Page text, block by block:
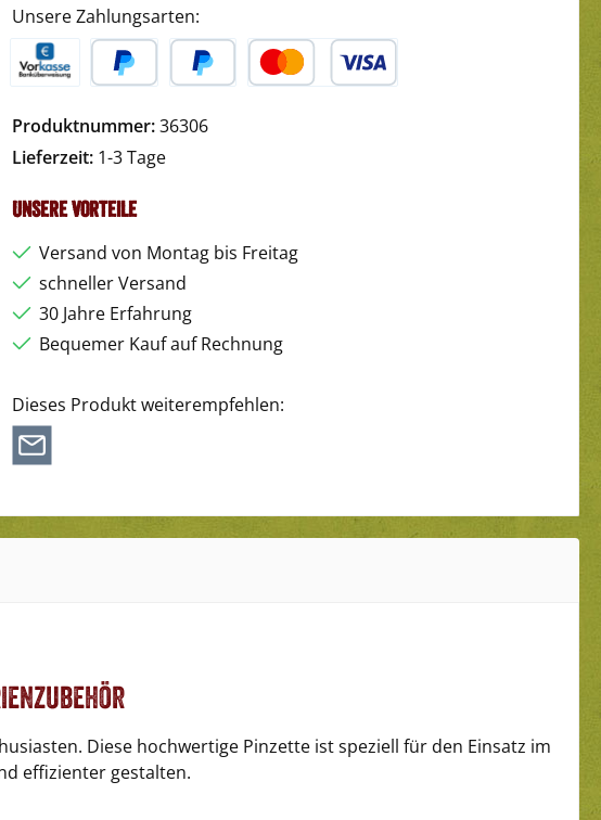
Unsere Zahlungsarten:
Produktnummer:36306
Lieferzeit: 1-3 Tage
Unsere Vorteile
Versand von Montag bis Freitag
schneller Versand
30 Jahre Erfahrung
Bequemer Kauf auf Rechnung
Dieses Produkt weiterempfehlen:
Diese hochwertige Pinzette ist speziell für den Einsatz im
effizienter gestalten.